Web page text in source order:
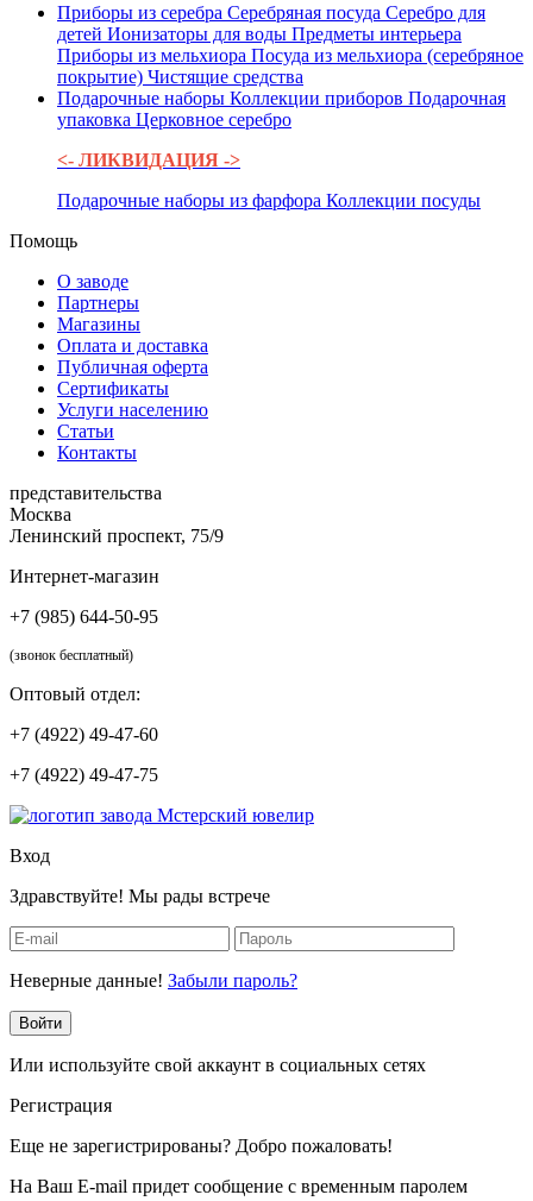
Приборы из серебра Серебряная посуда Серебро для
детей Ионизаторы для воды Предметы интерьера
Приборы из мельхиора Посуда из мельхиора (серебряное
покрытие) Чистящие средства
Подарочные наборы Коллекции приборов Подарочная
упаковка Церковное серебро
<- ЛИКВИДАЦИЯ ->
Подарочные наборы из фарфора Коллекции посуды
Помощь
О заводе
Партнеры
Магазины
Оплата и доставка
Публичная оферта
Сертификаты
Услуги населению
Статьи
Контакты
представительства
Москва
Ленинский проспект, 75/9
Интернет-магазин
+7 (985) 644-50-95
(звонок бесплатный)
Оптовый отдел:
+7 (4922) 49-47-60
+7 (4922) 49-47-75
Вход
Здравствуйте! Мы рады встрече
Неверные данные! Забыли пароль?
Войти
Или используйте свой аккаунт в социальных сетях
Регистрация
Еще не зарегистрированы? Добро пожаловать!
На Ваш E-mail придет сообщение с временным паролем